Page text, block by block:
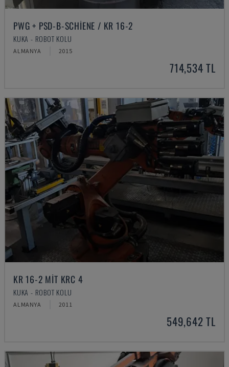
PWG + PSD-B-SCHIENE / KR 16-2
KUKA - ROBOT KOLU
ALMANYA 2015
714,534 TL
KR 16-2 MIT KRC 4
KUKA - ROBOT KOLU
ALMANYA 2011
549,642 TL